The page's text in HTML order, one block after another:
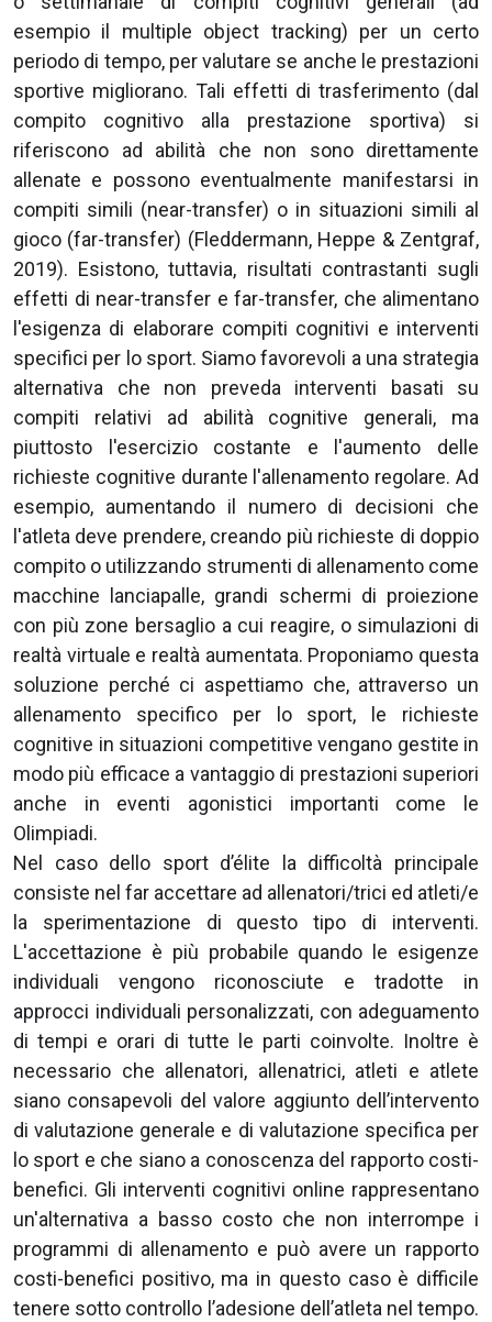
esempio il multiple object tracking) per un certo
periodo di tempo, per valutare se anche le prestazioni
sportive migliorano. Tali effetti di trasferimento (dal
compito cognitivo alla prestazione sportiva) si
riferiscono ad abilità che non sono direttamente
allenate e possono eventualmente manifestarsi in
compiti simili (near-transfer) o in situazioni simili al
gioco (far-transfer) (Fleddermann, Heppe & Zentgraf,
2019). Esistono, tuttavia, risultati contrastanti sugli
effetti di near-transfer e far-transfer, che alimentano
l'esigenza di elaborare compiti cognitivi e interventi
specifici per lo sport. Siamo favorevoli a una strategia
alternativa che non preveda interventi basati su
compiti relativi ad abilità cognitive generali, ma
piuttosto l'esercizio costante e l'aumento delle
richieste cognitive durante l'allenamento regolare. Ad
esempio, aumentando il numero di decisioni che
l'atleta deve prendere, creando più richieste di doppio
compito o utilizzando strumenti di allenamento come
macchine lanciapalle, grandi schermi di proiezione
con più zone bersaglio a cui reagire, o simulazioni di
realtà virtuale e realtà aumentata. Proponiamo questa
soluzione perché ci aspettiamo che, attraverso un
allenamento specifico per lo sport, le richieste
cognitive in situazioni competitive vengano gestite in
modo più efficace a vantaggio di prestazioni superiori
anche in eventi agonistici importanti come le
Olimpiadi.
Nel caso dello sport d’élite la difficoltà principale
consiste nel far accettare ad allenatori/trici ed atleti/e
la sperimentazione di questo tipo di interventi.
L'accettazione è più probabile quando le esigenze
individuali vengono riconosciute e tradotte in
approcci individuali personalizzati, con adeguamento
di tempi e orari di tutte le parti coinvolte. Inoltre è
necessario che allenatori, allenatrici, atleti e atlete
siano consapevoli del valore aggiunto dell’intervento
di valutazione generale e di valutazione specifica per
lo sport e che siano a conoscenza del rapporto costi-
benefici. Gli interventi cognitivi online rappresentano
un'alternativa a basso costo che non interrompe i
programmi di allenamento e può avere un rapporto
costi-benefici positivo, ma in questo caso è difficile
tenere sotto controllo l’adesione dell’atleta nel tempo.